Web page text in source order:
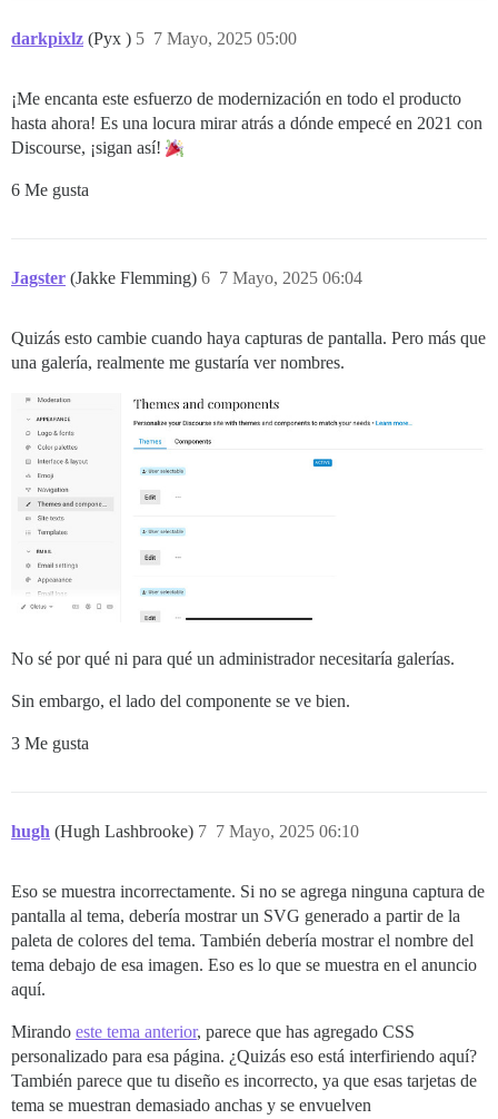
darkpixlz (Pyx ) 7 Mayo, 2025 05:00
5
¡Me encanta este esfuerzo de modernización en todo el producto
hasta ahora! Es una locura mirar atrás a dónde empecé en 2021 con
Discourse, ¡sigan así!
6 Me gusta
Jagster (Jakke Flemming) 7 Mayo, 2025 06:04
6
Quizás esto cambie cuando haya capturas de pantalla. Pero más que
una galería, realmente me gustaría ver nombres.
No sé por qué ni para qué un administrador necesitaría galerías.
Sin embargo, el lado del componente se ve bien.
3 Me gusta
hugh (Hugh Lashbrooke) 7 Mayo, 2025 06:10
7
Eso se muestra incorrectamente. Si no se agrega ninguna captura de
pantalla al tema, debería mostrar un SVG generado a partir de la
paleta de colores del tema. También debería mostrar el nombre del
tema debajo de esa imagen. Eso es lo que se muestra en el anuncio
aquí.
Mirando este tema anterior, parece que has agregado CSS
personalizado para esa página. ¿Quizás eso está interfiriendo aquí?
También parece que tu diseño es incorrecto, ya que esas tarjetas de
tema se muestran demasiado anchas y se envuelven